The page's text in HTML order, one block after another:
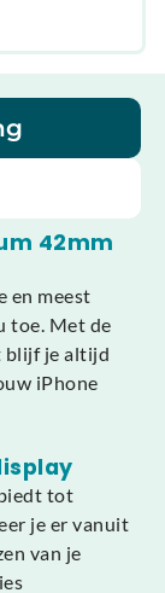
42mm
en meest
toe. Met de
blijf je altijd
iPhone
tot
je er vanuit
van je